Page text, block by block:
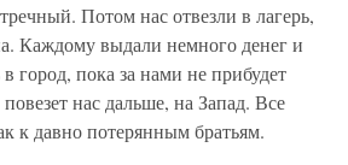
Потом нас отвезли в лагерь,
Каждому выдали немного денег и
город, пока за нами не прибудет
нас дальше, на Запад. Все
к давно потерянным братьям.